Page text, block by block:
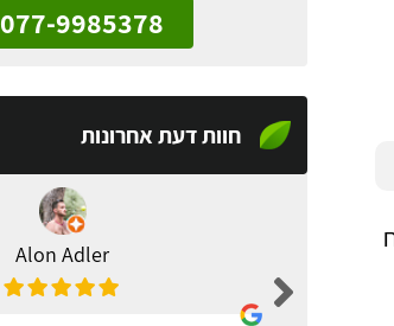
077-9985378
חוות דעת אחרונות
Alon Adler